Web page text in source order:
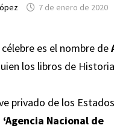
7 de enero de 2020
es el nombre de
los libros de
privado de los
‘Agencia Nacional de